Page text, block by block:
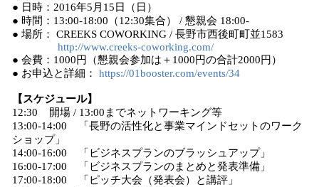
● 日時：2016年5月15日（日）
● 時間：13:00-18:00（12:30集合） / 懇親会 18:00-
● 場所： CREEKS COWORKING / 長野市西後町町並1583
http://www.creeks-coworking.com/
● 会費：1000円（懇親会参加は＋1000円の合計2000円）
● お申込と詳細： https://01booster.com/events/34
【スケジュール】
12:30 開場 / 13:00までネットワーキング等
13:00-14:00 「長野の活性化と事業マインドセットのワーク
ショップ」
14:00-16:00 「ビジネスプランのブラッシュアップ」
16:00-17:00 「ビジネスプランのまとめと発表準備」
17:00-18:00 「ピッチ大会（発表会）と講評」